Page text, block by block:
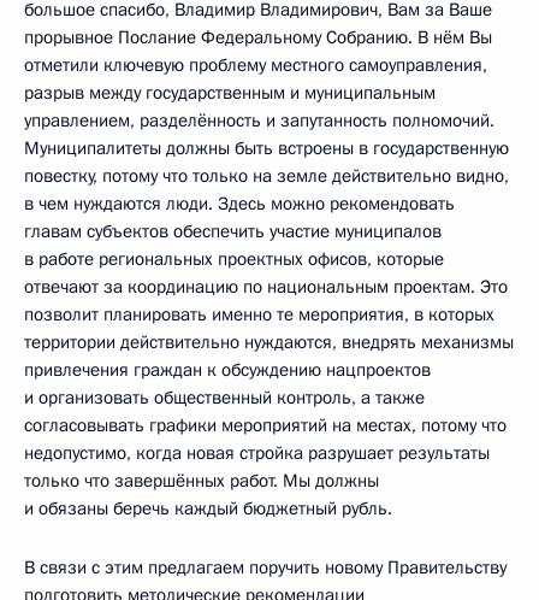
большое спасибо, Владимир Владимирович, Вам за Ваше
прорывное Послание Федеральному Собранию. В нём Вы
отметили ключевую проблему местного самоуправления,
разрыв между государственным и муниципальным
управлением, разделённость и запутанность полномочий.
Муниципалитеты должны быть встроены в государственную
повестку, потому что только на земле действительно видно,
в чем нуждаются люди. Здесь можно рекомендовать
главам субъектов обеспечить участие муниципалов
в работе региональных проектных офисов, которые
отвечают за координацию по национальным проектам. Это
позволит планировать именно те мероприятия, в которых
территории действительно нуждаются, внедрять механизмы
привлечения граждан к обсуждению нацпроектов
и организовать общественный контроль, а также
согласовывать графики мероприятий на местах, потому что
недопустимо, когда новая стройка разрушает результаты
только что завершённых работ. Мы должны
и обязаны беречь каждый бюджетный рубль.
В связи с этим предлагаем поручить новому Правительству